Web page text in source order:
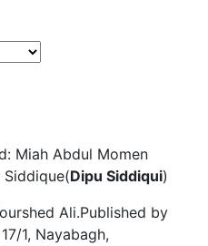
Miah Abdul Momen
Siddique(Dipu Siddiqui)
Ali.Published by
1, Nayabagh,